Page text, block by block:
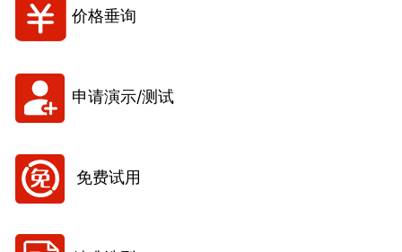
价格垂询
申请演示/测试
免费试用